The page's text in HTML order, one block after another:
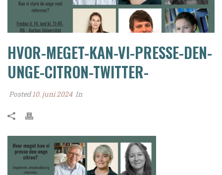
HVOR-MEGET-KAN-VI-PRESSE-DEN-
UNGE-CITRON-TWITTER-
Posted10. juni 2024 In